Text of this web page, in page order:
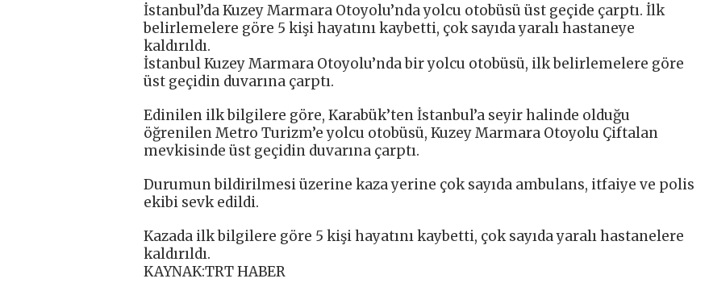
İstanbul’da Kuzey Marmara Otoyolu’nda yolcu otobüsü üst geçide çarptı. İlk
belirlemelere göre 5 kişi hayatını kaybetti, çok sayıda yaralı hastaneye
kaldırıldı.
İstanbul Kuzey Marmara Otoyolu’nda bir yolcu otobüsü, ilk belirlemelere göre
üst geçidin duvarına çarptı.
Edinilen ilk bilgilere göre, Karabük’ten İstanbul’a seyir halinde olduğu
öğrenilen Metro Turizm’e yolcu otobüsü, Kuzey Marmara Otoyolu Çiftalan
mevkisinde üst geçidin duvarına çarptı.
Durumun bildirilmesi üzerine kaza yerine çok sayıda ambulans, itfaiye ve polis
ekibi sevk edildi.
Kazada ilk bilgilere göre 5 kişi hayatını kaybetti, çok sayıda yaralı hastanelere
kaldırıldı.
KAYNAK:TRT HABER